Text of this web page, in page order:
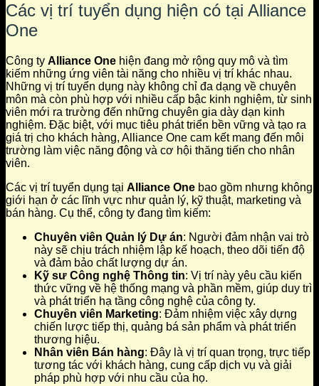
Các vị trí tuyển dụng hiện có tại Alliance
One
Công ty Alliance One hiện đang mở rộng quy mô và tìm
kiếm những ứng viên tài năng cho nhiều vị trí khác nhau.
Những vị trí tuyển dụng này không chỉ đa dạng về chuyên
môn mà còn phù hợp với nhiều cấp bậc kinh nghiệm, từ sinh
viên mới ra trường đến những chuyên gia dày dạn kinh
nghiệm. Đặc biệt, với mục tiêu phát triển bền vững và tạo ra
giá trị cho khách hàng, Alliance One cam kết mang đến môi
trường làm việc năng động và cơ hội thăng tiến cho nhân
viên.
Các vị trí tuyển dụng tại Alliance One bao gồm nhưng không
giới hạn ở các lĩnh vực như quản lý, kỹ thuật, marketing và
bán hàng. Cụ thể, công ty đang tìm kiếm:
Chuyên viên Quản lý Dự án: Người đảm nhận vai trò
này sẽ chịu trách nhiệm lập kế hoạch, theo dõi tiến độ
và đảm bảo chất lượng dự án.
Kỹ sư Công nghệ Thông tin: Vị trí này yêu cầu kiến
thức vững về hệ thống mạng và phần mềm, giúp duy trì
và phát triển hạ tầng công nghệ của công ty.
Chuyên viên Marketing: Đảm nhiệm việc xây dựng
chiến lược tiếp thị, quảng bá sản phẩm và phát triển
thương hiệu.
Nhân viên Bán hàng: Đây là vị trí quan trọng, trực tiếp
tương tác với khách hàng, cung cấp dịch vụ và giải
pháp phù hợp với nhu cầu của họ.